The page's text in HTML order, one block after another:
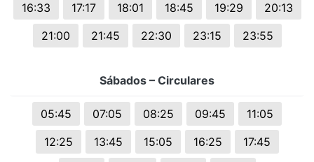
16:33
17:17 18:01 18:45 19:29
20:13
21:00
21:45 22:30 23:15 23:55
Sábados – Circulares
05:45 07:05 08:25 09:45
11:05
12:25
13:45 15:05 16:25
17:45